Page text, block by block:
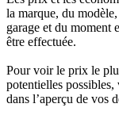
la marque, du
garage et du moment
être effectuée.
Pour voir le prix le
potentielles possibles,
dans l’aperçu de vos